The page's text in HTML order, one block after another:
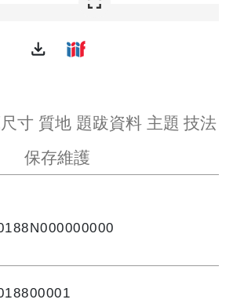
file_download
寸 質地 題跋資料 主題 技法
保存維護